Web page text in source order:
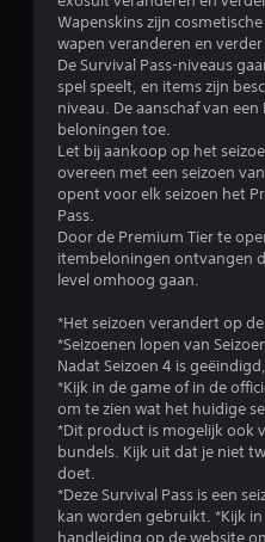
Wapenskins zijn
wapen veranderen en
De Survival Pass-niveaus
spel speelt, en items zijn
niveau. De aanschaf van
beloningen toe.
Let bij aankoop op het
overeen met een seizoen
opent voor elk seizoen het
Pass.
Door de Premium Tier te
itembeloningen ontvangen
level omhoog gaan.
*Het seizoen verandert op
*Seizoenen lopen van
Nadat Seizoen 4 is
*Kijk in de game of in de
om te zien wat het huidige
*Dit product is mogelijk ook
bundels. Kijk uit dat je niet
doet.
*Deze Survival Pass is een
kan worden gebruikt. *Kijk
handleiding op de website